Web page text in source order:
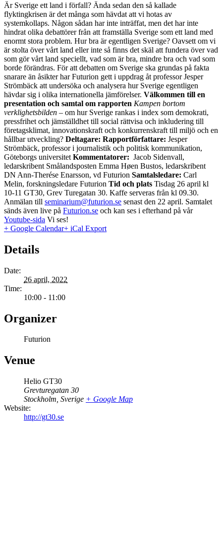
Är Sverige ett land i förfall? Ända sedan den så kallade
flyktingkrisen är det många som hävdat att vi hotas av
systemkollaps. Någon sådan har inte inträffat, men det har inte
hindrat olika debattörer från att framställa Sverige som ett land med
enormt stora problem. Hur bra är egentligen Sverige? Oavsett om vi
är stolta över vårt land eller inte så finns det skäl att fundera över vad
som gör vårt land speciellt, vad som är bra, mindre bra och vad som
borde förändras. För att debatten om Sverige ska grundas på fakta
snarare än åsikter har Futurion gett i uppdrag åt professor Jesper
Strömbäck att undersöka och analysera hur Sverige egentligen
hävdar sig i olika internationella jämförelser. Välkommen till en
presentation och samtal om rapporten Kampen bortom
verklighetsbilden – om hur Sverige rankas i index som demokrati,
pressfrihet och jämställdhet till social rättvisa och inkludering till
företagsklimat, innovationskraft och konkurrenskraft till miljö och en
hållbar utveckling? Deltagare: Rapportförfattare: Jesper
Strömbäck, professor i journalistik och politisk kommunikation,
Göteborgs universitet Kommentatorer: Jacob Sidenvall,
ledarskribent Smålandsposten Emma Høen Bustos, ledarskribent
DN Ann-Therése Enarsson, vd Futurion Samtalsledare: Carl
Melin, forskningsledare Futurion Tid och plats Tisdag 26 april kl
10-11 GT30, Grev Turegatan 30. Kaffe serveras från kl 09.30.
Anmälan till seminarium@futurion.se senast den 22 april. Samtalet
sänds även live på Futurion.se och kan ses i efterhand på vår
Youtube-sida Vi ses!
+ Google Calendar+ iCal Export
Details
Date:
26 april, 2022
Time:
10:00 - 11:00
Organizer
Futurion
Venue
Helio GT30
Grevturegatan 30
Stockholm Sverige + Google Map
Website:
http://gt30.se